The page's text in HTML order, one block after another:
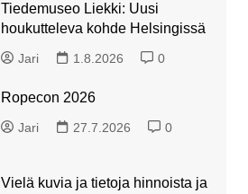
Tiedemuseo Liekki: Uusi
houkutteleva kohde Helsingissä
Jari 1.8.2026 0
Ropecon 2026
Jari 27.7.2026 0
Vielä kuvia ja tietoja hinnoista ja